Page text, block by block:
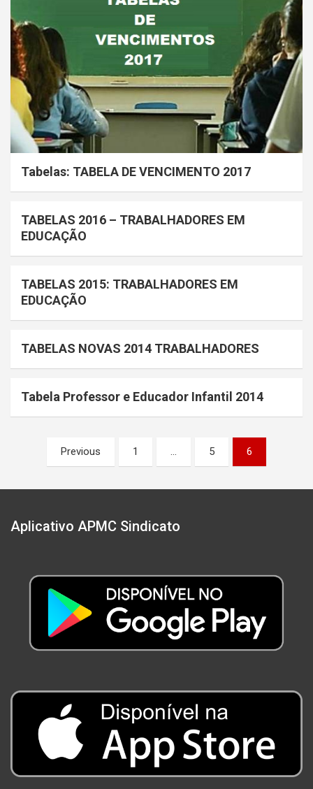
Tabelas: TABELA DE VENCIMENTO 2017
TABELAS 2016 – TRABALHADORES EM
EDUCAÇÃO
TABELAS 2015: TRABALHADORES EM
EDUCAÇÃO
TABELAS NOVAS 2014 TRABALHADORES
Tabela Professor e Educador Infantil 2014
Paginação
posts
Previous 1 … 5 6
Aplicativo APMC Sindicato